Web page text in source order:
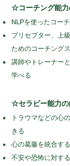
☆コーチング能力
NLPを使ったコー
プリセプター、上
ためのコーチング
講師やトレーナー
学べる
​☆セラピー能力
トラウマなどの心
きる
心の葛藤を統合す
不安や恐怖に対す